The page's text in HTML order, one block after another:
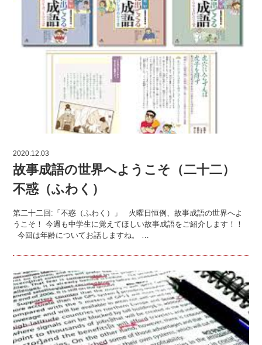
2020.12.03
故事成語の世界へようこそ（二十二）
不惑（ふわく）
第二十二回:「不惑（ふわく）」 火曜日恒例、故事成語の世界へよ
うこそ！ 今週も中学生に覚えてほしい故事成語をご紹介します！！
今回は年齢についてお話しますね。 …